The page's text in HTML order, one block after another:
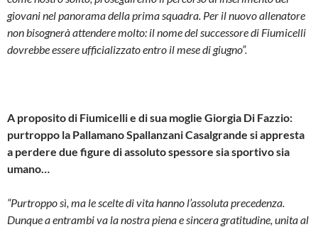
giovani nel panorama della prima squadra. Per il nuovo allenatore
non bisognerà attendere molto: il nome del successore di Fiumicelli
dovrebbe essere ufficializzato entro il mese di giugno”.
A proposito di Fiumicelli e di sua moglie Giorgia Di Fazzio:
purtroppo la Pallamano Spallanzani Casalgrande si appresta
a perdere due figure di assoluto spessore sia sportivo sia
umano…
“Purtroppo sì, ma le scelte di vita hanno l’assoluta precedenza.
Dunque a entrambi va la nostra piena e sincera gratitudine, unita al